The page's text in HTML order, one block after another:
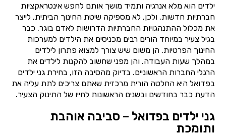
ילדים הוא מלא אנרגיה ותמיד מושך אותם לחפש אינטראקציות
חברתיות חדשות. ולכן, לא מספיקה שיטת החינוך הביתית, לייצר
את מכלול ההתנהגויות החברתיות הדרושות לאדם בוגר. כבר
בגיל צעיר במיוחד הורים רבים מכניסים את הילדים למערכות
החינוך הפרטיות. הן משום שיש צורך למצוא פתרון לילדים
במהלך שעות העבודה. והן מפני שחשוב להקנות לילדים את
הרגלי החברות הראשוניים. בדיוק מהסיבה הזו, בחירת גני ילדים
בפדואל היא החלטה הורית מרכזית שאתם צריכים לתת עליה את
הדעת כבר בחודשים ובשנים הראשונות לחייו של התינוק הצעיר.
גני ילדים בפדואל – סביבה אוהבת
ותומכת